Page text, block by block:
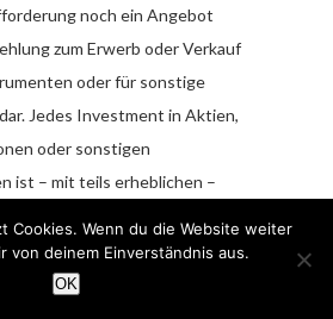
noch ein Angebot
zum Erwerb oder Verkauf
oder für sonstige
Jedes Investment in Aktien,
oder sonstigen
ist – mit teils erheblichen –
Publikationen sind keine
Investmentberater; deshalb
Cookies. Wenn du die Website weiter
von deinem Einverständnis aus.
OK